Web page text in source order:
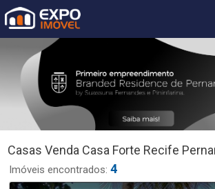
Casas Venda Casa Forte Recife
Imóveis encontrados:4